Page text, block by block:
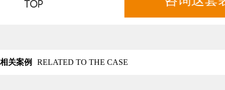
相关案例 RELATED TO THE CASE